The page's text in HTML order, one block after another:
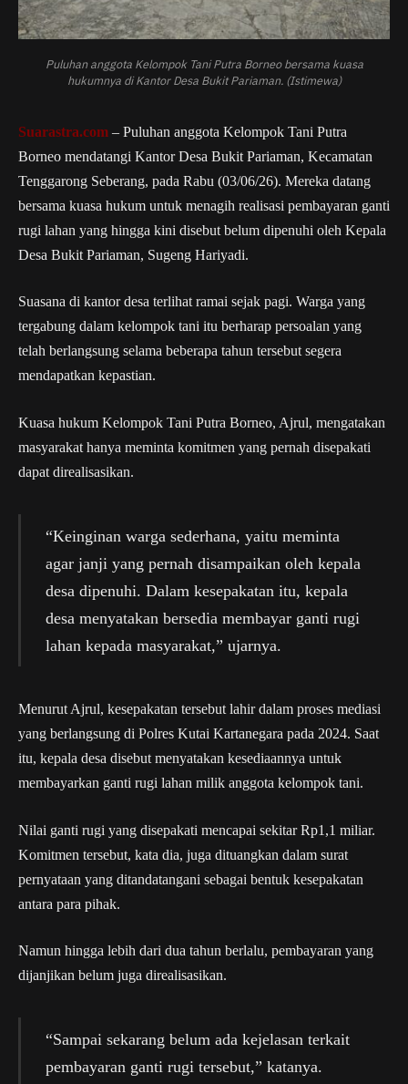
Puluhan anggota Kelompok Tani Putra Borneo bersama kuasa
hukumnya di Kantor Desa Bukit Pariaman. (Istimewa)
Suarastra.com – Puluhan anggota Kelompok Tani Putra
Borneo mendatangi Kantor Desa Bukit Pariaman, Kecamatan
Tenggarong Seberang, pada Rabu (03/06/26). Mereka datang
bersama kuasa hukum untuk menagih realisasi pembayaran ganti
rugi lahan yang hingga kini disebut belum dipenuhi oleh Kepala
Desa Bukit Pariaman, Sugeng Hariyadi.
Suasana di kantor desa terlihat ramai sejak pagi. Warga yang
tergabung dalam kelompok tani itu berharap persoalan yang
telah berlangsung selama beberapa tahun tersebut segera
mendapatkan kepastian.
Kuasa hukum Kelompok Tani Putra Borneo, Ajrul, mengatakan
masyarakat hanya meminta komitmen yang pernah disepakati
dapat direalisasikan.
“Keinginan warga sederhana, yaitu meminta
agar janji yang pernah disampaikan oleh kepala
desa dipenuhi. Dalam kesepakatan itu, kepala
desa menyatakan bersedia membayar ganti rugi
lahan kepada masyarakat,” ujarnya.
Menurut Ajrul, kesepakatan tersebut lahir dalam proses mediasi
yang berlangsung di Polres Kutai Kartanegara pada 2024. Saat
itu, kepala desa disebut menyatakan kesediaannya untuk
membayarkan ganti rugi lahan milik anggota kelompok tani.
Nilai ganti rugi yang disepakati mencapai sekitar Rp1,1 miliar.
Komitmen tersebut, kata dia, juga dituangkan dalam surat
pernyataan yang ditandatangani sebagai bentuk kesepakatan
antara para pihak.
Namun hingga lebih dari dua tahun berlalu, pembayaran yang
dijanjikan belum juga direalisasikan.
“Sampai sekarang belum ada kejelasan terkait
pembayaran ganti rugi tersebut,” katanya.